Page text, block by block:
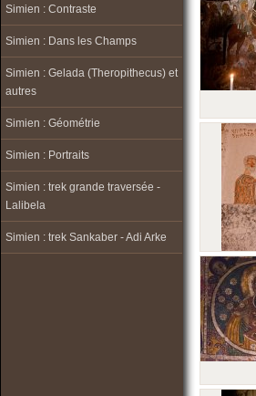
Simien : Contraste
Simien : Dans les Champs
Simien : Gelada (Theropithecus) et
autres
Simien : Géométrie
Simien : Portraits
Simien : trek grande traversée -
Lalibela
Simien : trek Sankaber - Adi Arke